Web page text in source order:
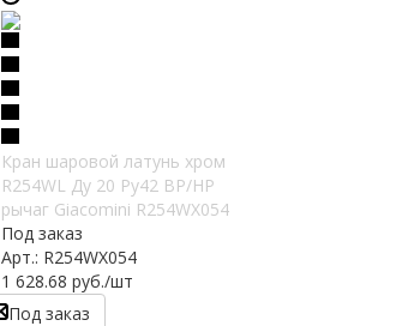
Кран шаровой латунь хром
R254WL Ду 20 Ру42 ВР/НР
рычаг Giacomini R254WX054
Под заказ
Арт.: R254WX054
1 628.68 руб./шт
Под заказ